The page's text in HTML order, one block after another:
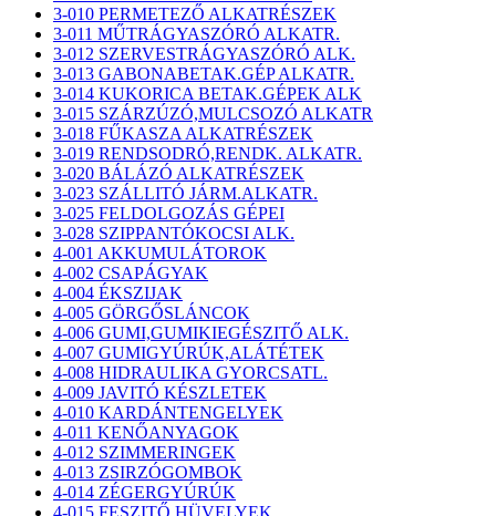
3-010 PERMETEZŐ ALKATRÉSZEK
3-011 MŰTRÁGYASZÓRÓ ALKATR.
3-012 SZERVESTRÁGYASZÓRÓ ALK.
3-013 GABONABETAK.GÉP ALKATR.
3-014 KUKORICA BETAK.GÉPEK ALK
3-015 SZÁRZÚZÓ,MULCSOZÓ ALKATR
3-018 FŰKASZA ALKATRÉSZEK
3-019 RENDSODRÓ,RENDK. ALKATR.
3-020 BÁLÁZÓ ALKATRÉSZEK
3-023 SZÁLLITÓ JÁRM.ALKATR.
3-025 FELDOLGOZÁS GÉPEI
3-028 SZIPPANTÓKOCSI ALK.
4-001 AKKUMULÁTOROK
4-002 CSAPÁGYAK
4-004 ÉKSZIJAK
4-005 GÖRGŐSLÁNCOK
4-006 GUMI,GUMIKIEGÉSZITŐ ALK.
4-007 GUMIGYÚRÚK,ALÁTÉTEK
4-008 HIDRAULIKA GYORCSATL.
4-009 JAVITÓ KÉSZLETEK
4-010 KARDÁNTENGELYEK
4-011 KENŐANYAGOK
4-012 SZIMMERINGEK
4-013 ZSIRZÓGOMBOK
4-014 ZÉGERGYÚRÚK
4-015 FESZITŐ HÜVELYEK